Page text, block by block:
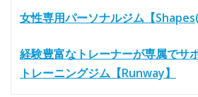
女性専用パーソナルジム【Shapes(
経験豊富なトレーナーが専属でサ
トレーニングジム【Runway】